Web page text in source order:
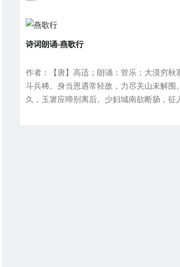
诗词朗诵-燕歌行
作者：【唐】高适；朗诵：管乐；大漠穷秋
斗兵稀。身当恩遇常轻敌，力尽关山未解围
久，玉箸应啼别离后。少妇城南欲断肠，征